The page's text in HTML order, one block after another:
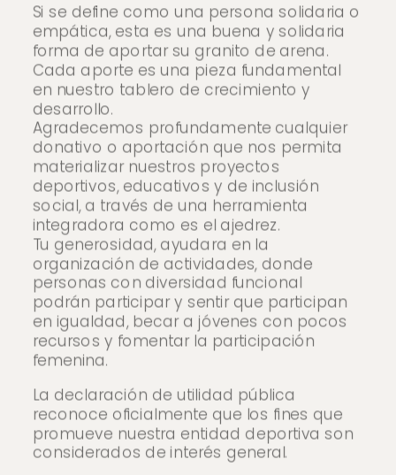
Si se define como una persona solidaria o
empática, esta es una buena y solidaria
forma de aportar su granito de arena.
Cada aporte es una pieza fundamental
en nuestro tablero de crecimiento y
desarrollo.
Agradecemos profundamente cualquier
donativo o aportación que nos permita
materializar nuestros proyectos
deportivos, educativos y de inclusión
social, a través de una herramienta
integradora como es el ajedrez.
Tu generosidad, ayudara en la
organización de actividades, donde
personas con diversidad funcional
podrán participar y sentir que participan
en igualdad, becar a jóvenes con pocos
recursos y fomentar la participación
femenina.
La declaración de utilidad pública
reconoce oficialmente que los fines que
promueve nuestra entidad deportiva son
considerados de interés general.